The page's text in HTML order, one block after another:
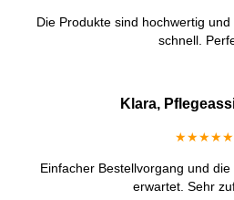
Die Produkte sind hochwertig
schnell.
Klara,
★★★★★
Einfacher Bestellvorgang und
erwartet. Sehr